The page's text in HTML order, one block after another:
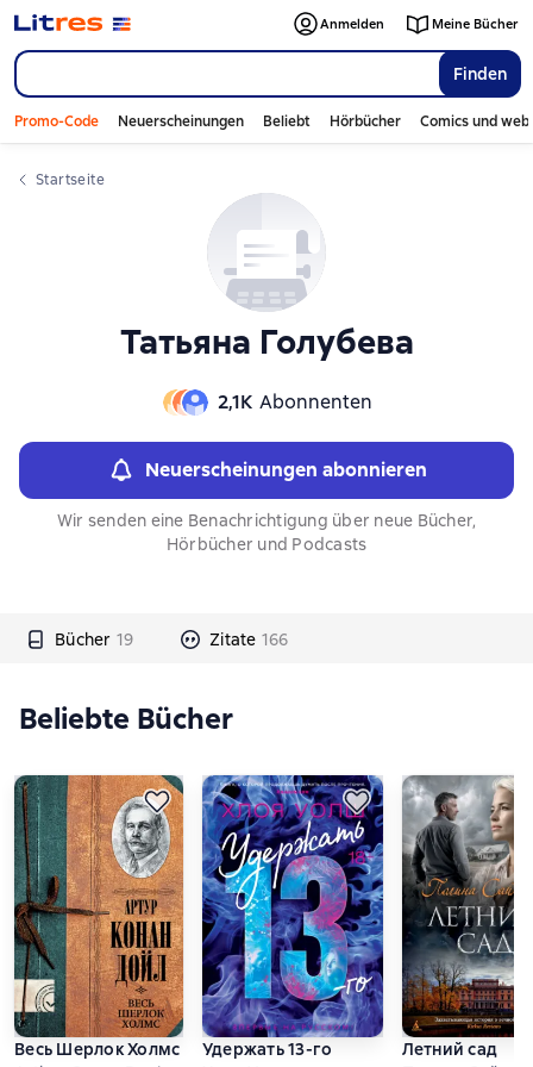
Finden
Anmelden Meine Bücher
Promo-Code Neuerscheinungen Beliebt Hörbücher Comics und
Startseite
Татьяна Голубева
2,1К Abonnenten
Neuerscheinungen abonnieren
Wir senden eine Benachrichtigung über neue Bücher,
Hörbücher und Podcasts
Bücher 19 Zitate 166
Слайдер с книгами
Beliebte Bücher
Весь Шерлок Холмс
Удержать 13-го
Летний сад
Слайдер с книгами